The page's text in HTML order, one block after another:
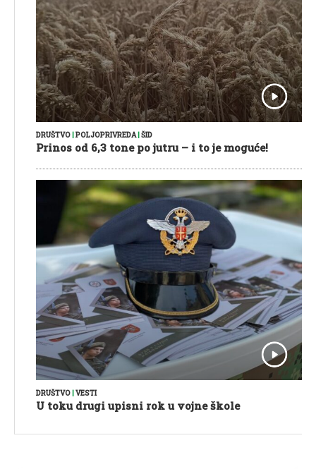
DRUŠTVO POLJOPRIVREDA| ŠID
Prinos od 6,3 tone po jutru – i to je moguće!
DRUŠTVO|VESTI
U toku drugi upisni rok u vojne škole